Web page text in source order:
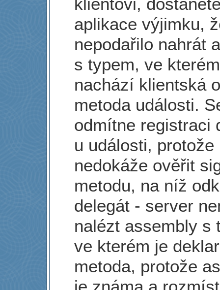
aplikace výjimku,
nepodařilo nahrát
s typem, ve
nachází klientská
metoda události.
odmítne registraci
u události, protože
nedokáže ověřit
metodu, na níž
delegát - server
nalézt assembly s
ve kterém je
metoda, protože
je známa a